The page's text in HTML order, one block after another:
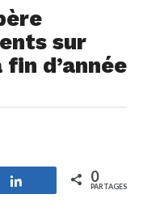
sur
d’année
Partagez 0
PARTAGES